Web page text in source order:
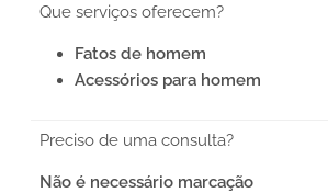
Que serviços oferecem?
Fatos de homem
Acessórios para homem
Preciso de uma consulta?
Não é necessário marcação